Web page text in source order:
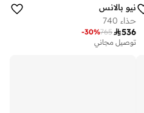
نيو بالانس
حذاء 740
536
765
-30%
توصيل مجاني